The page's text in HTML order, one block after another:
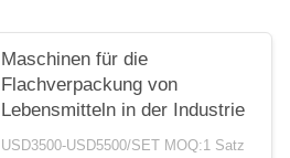
Maschinen für die
Flachverpackung von
Lebensmitteln in der Industrie
USD3500-USD5500/SET MOQ:1 Satz